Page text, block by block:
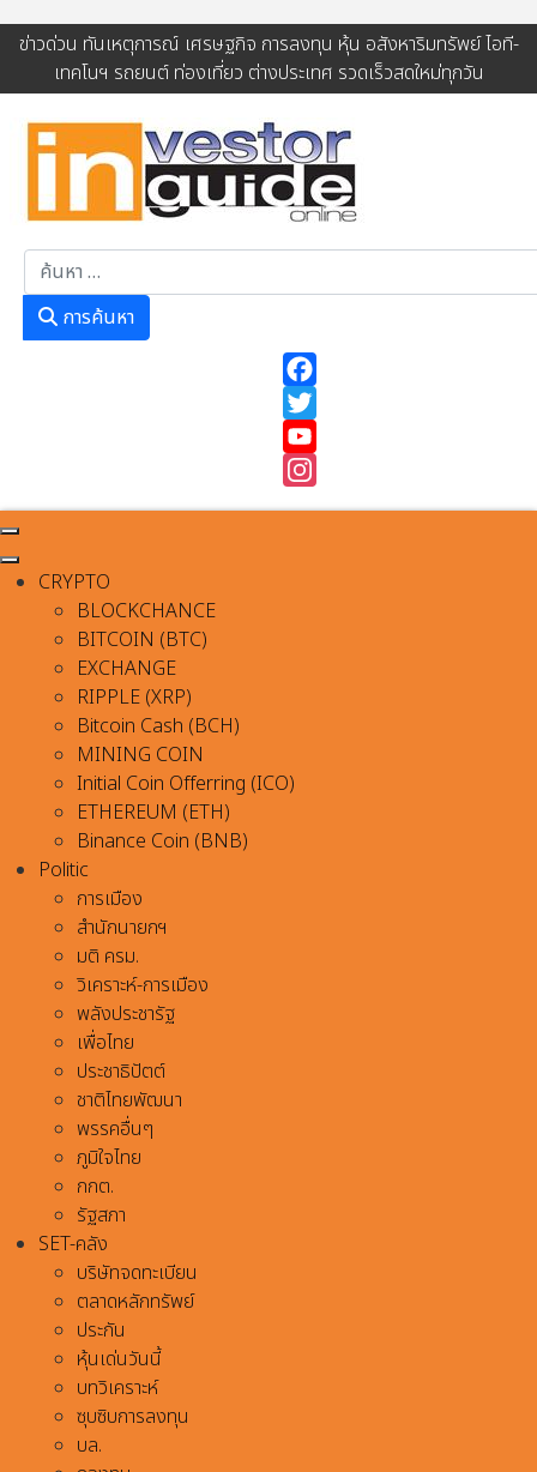
ข่าวด่วน ทันเหตุการณ์ เศรษฐกิจ การลงทุน หุ้น อสังหาริมทรัพย์ ไอที-
เทคโนฯ รถยนต์ ท่องเที่ยว ต่างประเทศ รวดเร็วสดใหม่ทุกวัน
การค้นหา
Instagram
CRYPTO
BLOCKCHANCE
BITCOIN (BTC)
EXCHANGE
RIPPLE (XRP)
Bitcoin Cash (BCH)
MINING COIN
Initial Coin Offerring (ICO)
ETHEREUM (ETH)
Binance Coin (BNB)
Politic
การเมือง
สำนักนายกฯ
มติ ครม.
วิเคราะห์-การเมือง
พลังประชารัฐ
เพื่อไทย
ประชาธิปัตต์
ชาติไทยพัฒนา
พรรคอื่นๆ
ภูมิใจไทย
กกต.
รัฐสภา
SET-คลัง
บริษัทจดทะเบียน
ตลาดหลักทรัพย์
ประกัน
หุ้นเด่นวันนี้
บทวิเคราะห์
ซุบซิบการลงทุน
บล.